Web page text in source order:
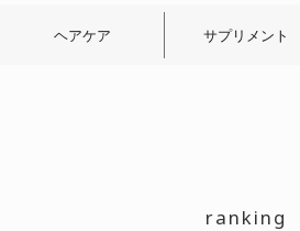
ヘアケア サプリメント
ranking